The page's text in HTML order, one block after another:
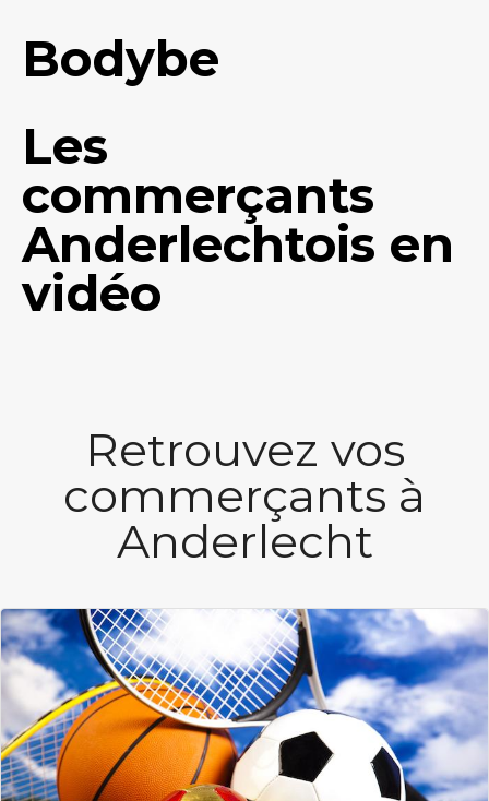
Bodybe
Les
commerçants
Anderlechtois en
vidéo
Retrouvez vos
commerçants à
Anderlecht